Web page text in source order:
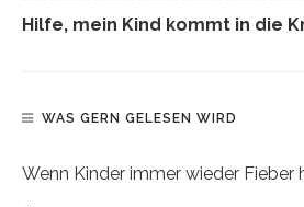
Hilfe, mein Kind kommt in die
WAS GERN GELESEN WIRD
Wenn Kinder immer wieder Fieber